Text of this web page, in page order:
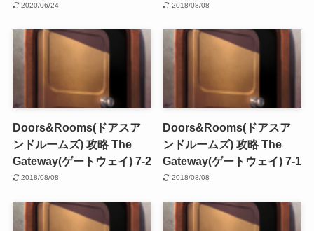
2020/06/24 2018/08/08
Doors&Rooms(ドアスア
ンドルームズ) 攻略 The
Gateway(ゲートウェイ) 7-2
2018/08/08
Doors&Rooms(ドアスア
ンドルームズ) 攻略 The
Gateway(ゲートウェイ) 7-1
2018/08/08